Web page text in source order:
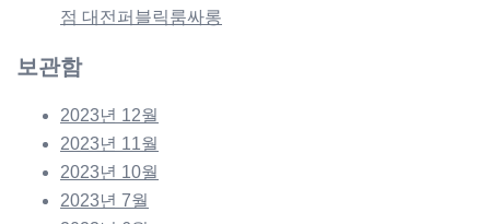
점 대전퍼블릭룸싸롱
보관함
2023년 12월
2023년 11월
2023년 10월
2023년 7월